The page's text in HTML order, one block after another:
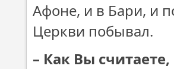
Афоне, и в Бари, и
Церкви побывал.
– Как Вы